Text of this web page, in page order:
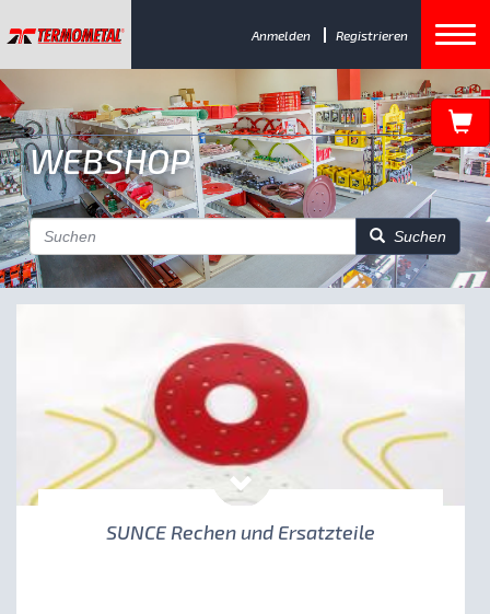
Anmelden Registrieren
WEBSHOP
Suchen
SUNCE Rechen und Ersatzteile